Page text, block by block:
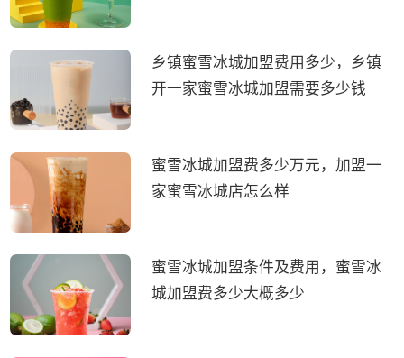
乡镇蜜雪冰城加盟费用多少，乡镇
开一家蜜雪冰城加盟需要多少钱
蜜雪冰城加盟费多少万元，加盟一
家蜜雪冰城店怎么样
蜜雪冰城加盟条件及费用，蜜雪冰
城加盟费多少大概多少